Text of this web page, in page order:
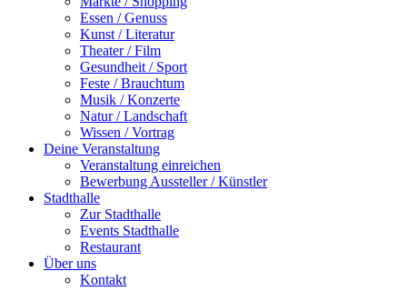
Essen / Genuss
Kunst / Literatur
Theater / Film
Gesundheit / Sport
Feste / Brauchtum
Musik / Konzerte
Natur / Landschaft
Wissen / Vortrag
Deine Veranstaltung
Veranstaltung einreichen
Bewerbung Aussteller / Künstler
Stadthalle
Zur Stadthalle
Events Stadthalle
Restaurant
Über uns
Kontakt